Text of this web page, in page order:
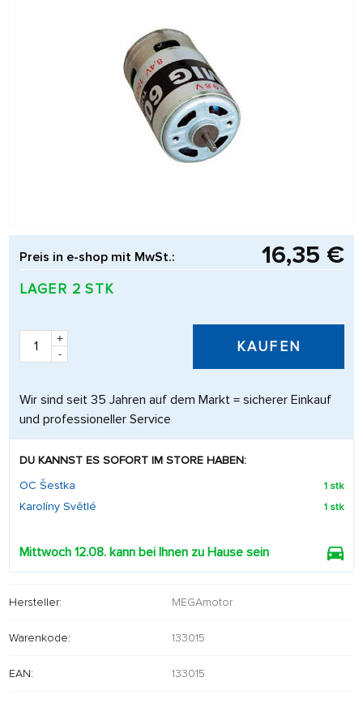
Preis in e-shop mit MwSt.: 16,35 €
LAGER 2 STK
+
-
KAUFEN
Wir sind seit 35 Jahren auf dem Markt = sicherer Einkauf
und professioneller Service
DU KANNST ES SOFORT IM STORE HABEN:
OC Šestka
1 stk
Karolíny Světlé 1 stk
Mittwoch 12.08. kann bei Ihnen zu Hause sein
Hersteller: MEGAmotor
Warenkode: 133015
EAN: 133015